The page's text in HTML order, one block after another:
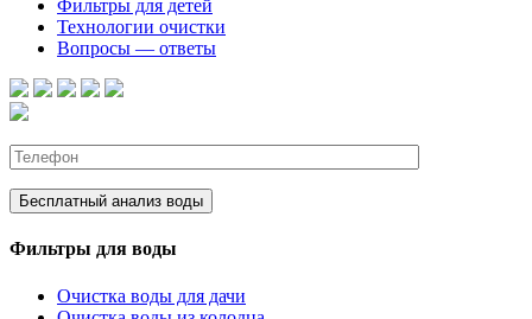
Фильтры для детей
Технологии очистки
Вопросы — ответы
Фильтры для воды
Очистка воды для дачи